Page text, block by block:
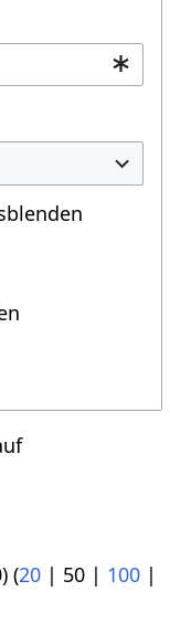
) (20 | 50 | 100 |